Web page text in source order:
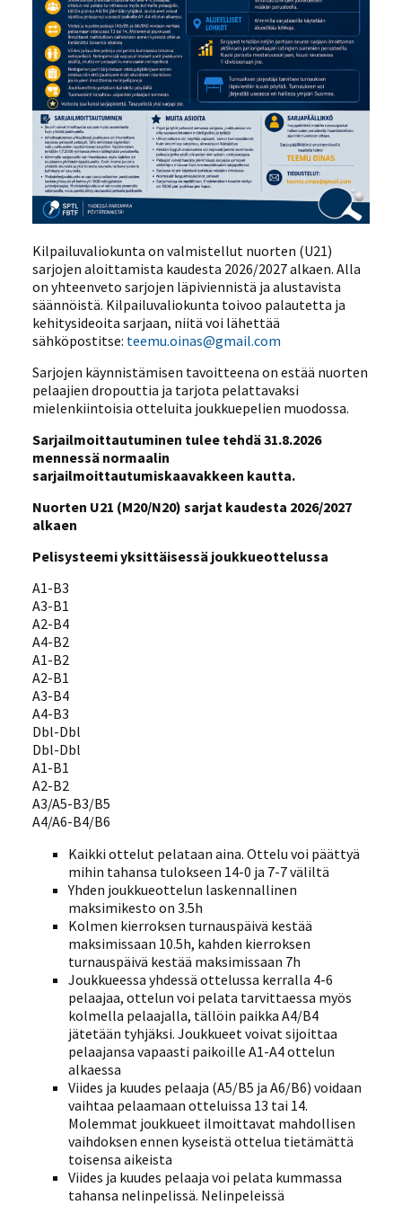
Kilpailuvaliokunta on valmistellut nuorten (U21)
sarjojen aloittamista kaudesta 2026/2027 alkaen. Alla
on yhteenveto sarjojen läpiviennistä ja alustavista
säännöistä. Kilpailuvaliokunta toivoo palautetta ja
kehitysideoita sarjaan, niitä voi lähettää
sähköpostitse: teemu.oinas@gmail.com
Sarjojen käynnistämisen tavoitteena on estää nuorten
pelaajien dropouttia ja tarjota pelattavaksi
mielenkiintoisia otteluita joukkuepelien muodossa.
Sarjailmoittautuminen tulee tehdä 31.8.2026
mennessä normaalin
sarjailmoittautumiskaavakkeen kautta.
Nuorten U21 (M20/N20) sarjat kaudesta 2026/2027
alkaen
Pelisysteemi yksittäisessä joukkueottelussa
A1-B3
A3-B1
A2-B4
A4-B2
A1-B2
A2-B1
A3-B4
A4-B3
Dbl-Dbl
Dbl-Dbl
A1-B1
A2-B2
A3/A5-B3/B5
A4/A6-B4/B6
Kaikki ottelut pelataan aina. Ottelu voi päättyä
mihin tahansa tulokseen 14-0 ja 7-7 väliltä
Yhden joukkueottelun laskennallinen
maksimikesto on 3.5h
Kolmen kierroksen turnauspäivä kestää
maksimissaan 10.5h, kahden kierroksen
turnauspäivä kestää maksimissaan 7h
Joukkueessa yhdessä ottelussa kerralla 4-6
pelaajaa, ottelun voi pelata tarvittaessa myös
kolmella pelaajalla, tällöin paikka A4/B4
jätetään tyhjäksi. Joukkueet voivat sijoittaa
pelaajansa vapaasti paikoille A1-A4 ottelun
alkaessa
Viides ja kuudes pelaaja (A5/B5 ja A6/B6) voidaan
vaihtaa pelaamaan otteluissa 13 tai 14.
Molemmat joukkueet ilmoittavat mahdollisen
vaihdoksen ennen kyseistä ottelua tietämättä
toisensa aikeista
Viides ja kuudes pelaaja voi pelata kummassa
tahansa nelinpelissä. Nelinpeleissä